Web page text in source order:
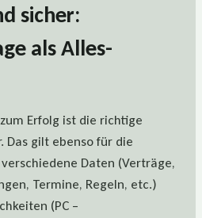
sicher:
als Alles-
Erfolg ist die richtige
Das gilt ebenso für die
Daten (Verträge,
Termine, Regeln, etc.)
(PC –